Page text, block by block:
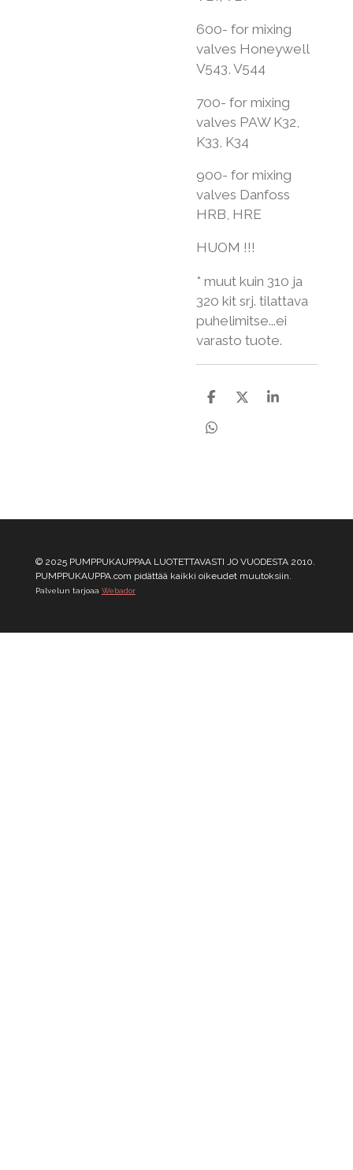
600- for mixing
valves Honeywell
V543, V544
700- for mixing
valves PAW K32,
K33, K34
900- for mixing
valves Danfoss
HRB, HRE
HUOM !!!
* muut kuin 310 ja
320 kit srj. tilattava
puhelimitse...ei
varasto tuote.
J
a
J
J
J
© 2025 PUMPPUKAUPPAA LUOTETTAVASTI JO VUODESTA 2010.
PUMPPUKAUPPA.com pidättää kaikki oikeudet muutoksiin.
Palvelun tarjoaa Webador